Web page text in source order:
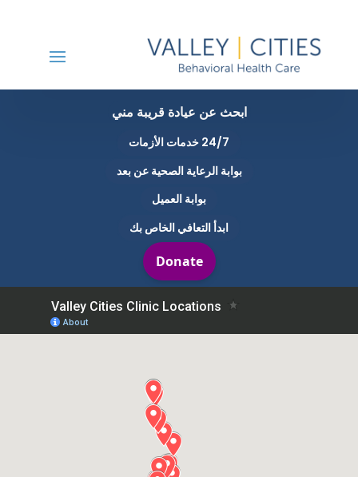
ابحث عن عيادة قريبة مني
24/7 خدمات الأزمات
بوابة الرعاية الصحية عن بعد
بوابة العميل
ابدأ التعافي الخاص بك